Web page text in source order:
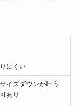
にくい
イズダウンが叶う
あり